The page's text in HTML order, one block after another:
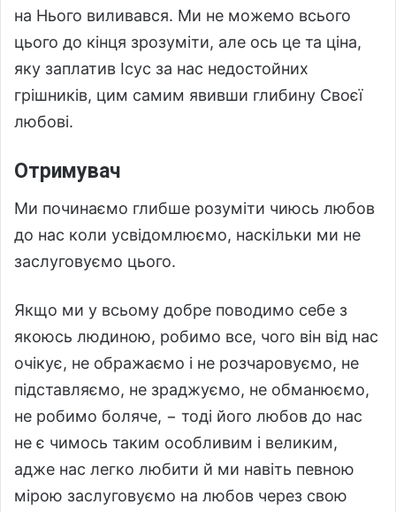
на Нього виливався. Ми не можемо всього
цього до кінця зрозуміти, але ось це та ціна,
яку заплатив Ісус за нас недостойних
грішників, цим самим явивши глибину Своєї
любові.
Отримувач
Ми починаємо глибше розуміти чиюсь любов
до нас коли усвідомлюємо, наскільки ми не
заслуговуємо цього.
Якщо ми у всьому добре поводимо себе з
якоюсь людиною, робимо все, чого він від нас
очікує, не ображаємо і не розчаровуємо, не
підставляємо, не зраджуємо, не обманюємо,
не робимо боляче, − тоді його любов до нас
не є чимось таким особливим і великим,
адже нас легко любити й ми навіть певною
мірою заслуговуємо на любов через свою